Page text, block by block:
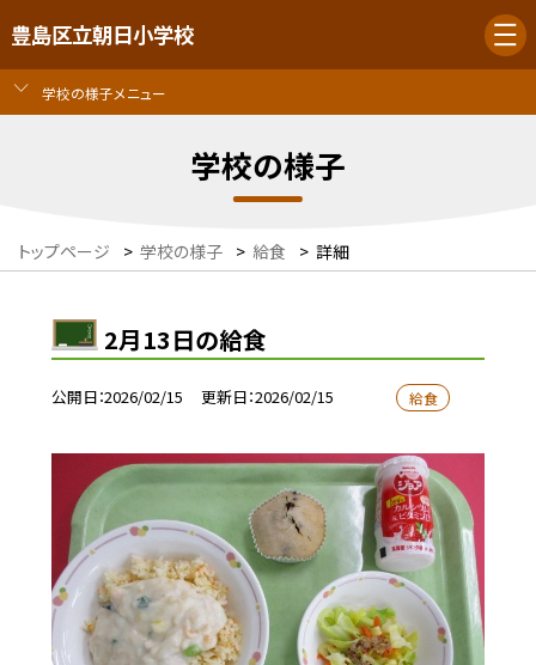
豊島区立朝日小学校
学校の様子メニュー
学校の様子
トップページ > 学校の様子 > 給食 > 詳細
2月13日の給食
公開日 2026/02/15 更新日 2026/02/15 給食